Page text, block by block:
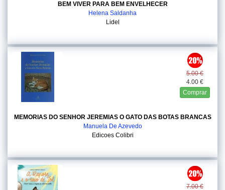
BEM VIVER PARA BEM ENVELHECER
Helena Saldanha
Lidel
5.00 €
4.00 €
Comprar
MEMORIAS DO SENHOR JEREMIAS O GATO DAS BOTAS BRANCAS
Manuela De Azevedo
Edicoes Colibri
7.00 €